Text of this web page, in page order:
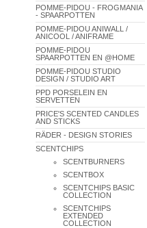
POMME-PIDOU - FROGMANIA
- SPAARPOTTEN
POMME-PIDOU ANIWALL /
ANICOOL / ANIFRAME
POMME-PIDOU
SPAARPOTTEN EN @HOME
POMME-PIDOU STUDIO
DESIGN / STUDIO ART
PPD PORSELEIN EN
SERVETTEN
PRICE'S SCENTED CANDLES
AND STICKS
RÄDER - DESIGN STORIES
SCENTCHIPS
SCENTBURNERS
SCENTBOX
SCENTCHIPS BASIC
COLLECTION
SCENTCHIPS
EXTENDED
COLLECTION